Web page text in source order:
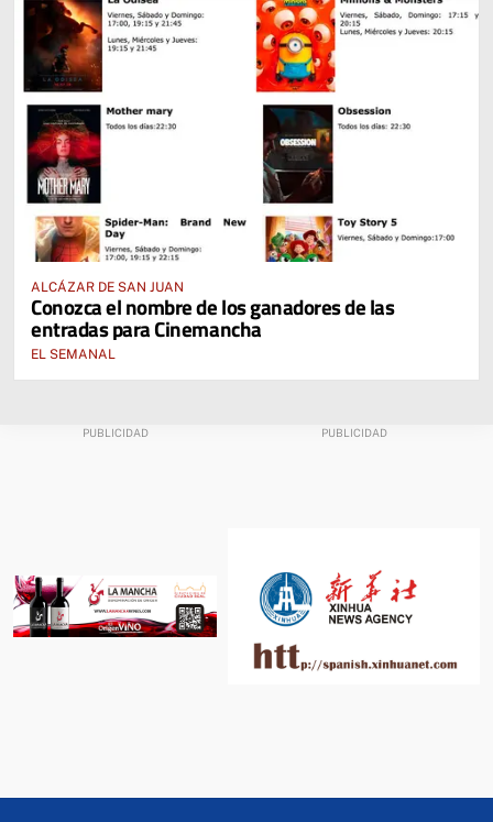
ALCÁZAR DE SAN JUAN
Conozca el nombre de los ganadores de las
entradas para Cinemancha
EL SEMANAL